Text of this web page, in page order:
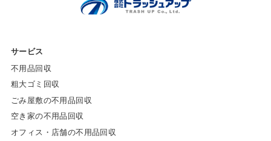
サービス
不用品回収
粗大ゴミ回収
ごみ屋敷の不用品回収
空き家の不用品回収
オフィス・店舗の不用品回収